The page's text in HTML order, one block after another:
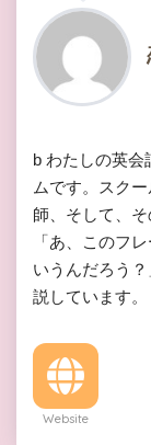
b わたしの英会
ムです。スク
師、そして、
「あ、このフ
いうんだろう
説しています。
Website